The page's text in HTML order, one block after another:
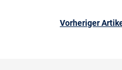
Vorheriger